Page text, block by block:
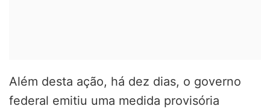
Além desta ação, há dez dias, o governo
federal emitiu uma medida provisória